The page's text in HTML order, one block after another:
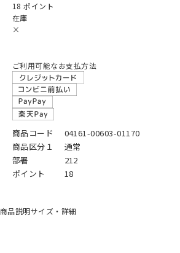
18 ポイント
在庫
×
ご利用可能なお支払方法
商品コード
04161-00603-01170
商品区分１
通常
部署
212
ポイント
18
商品説明サイズ・詳細